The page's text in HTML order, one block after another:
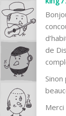
de
Merci